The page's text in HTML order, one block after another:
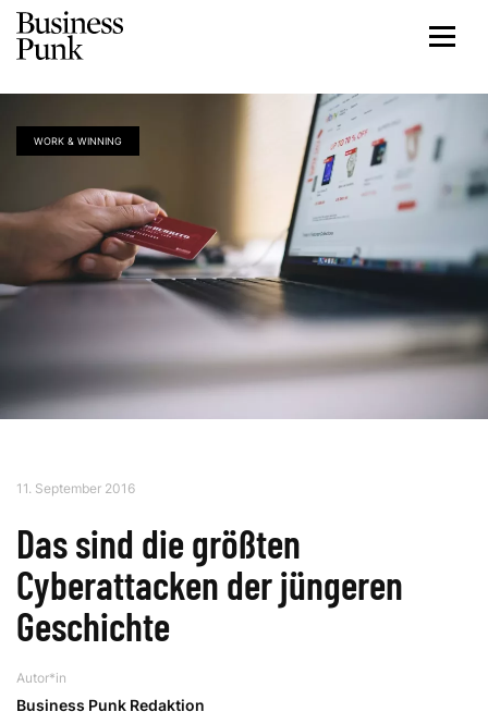
WORK & WINNING
11. September 2016
Das sind die größten
Cyberattacken der jüngeren
Geschichte
Autor*in
Business Punk Redaktion